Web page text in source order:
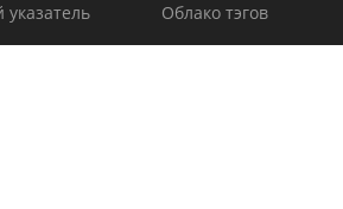
Облако тэгов